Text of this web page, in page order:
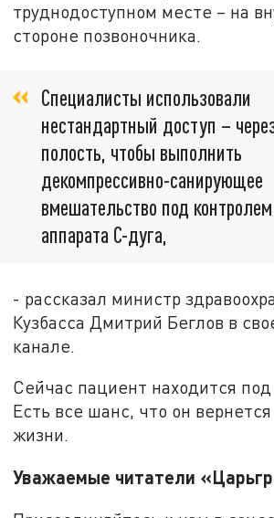
труднодоступном месте – на
стороне позвоночника.
Специалисты использовали
нестандартный доступ –
полость, чтобы выполнить
декомпрессивно-санирующее
вмешательство под
аппарата С-дуга,
- рассказал министр
Кузбасса Дмитрий Беглов в
канале.
Сейчас пациент находится
Есть все шанс, что он
жизни.
Уважаемые читатели